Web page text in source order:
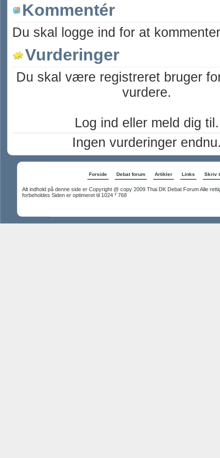
Kommentér
Du skal logge ind for at
Vurderinger
Du skal være registreret bruger
vurdere.
Log ind eller meld dig til.
Ingen vurderinger
Forside Debat forum Artikler Links Skriv
Alt indhold på denne side er Copyright @ copy 2009 Thai DK Debat Forum Alle
forbeholdes Siden er optimeret til 1024 * 768